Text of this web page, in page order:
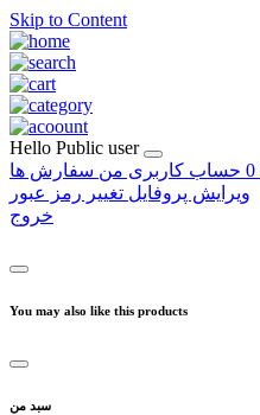
Skip to Content
Hello Public user
0 حساب کاربری من سفارش ها
ویرایش پروفایل تغییر رمز عبور
خروج
You may also like this products
سبد من